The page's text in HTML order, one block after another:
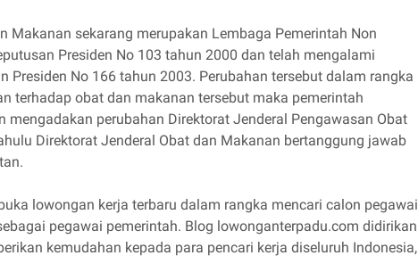
Makanan sekarang merupakan Lembaga Pemerintah Non
Presiden No 103 tahun 2000 dan telah mengalami
Presiden No 166 tahun 2003. Perubahan tersebut dalam rangka
terhadap obat dan makanan tersebut maka pemerintah
mengadakan perubahan Direktorat Jenderal Pengawasan Obat
Direktorat Jenderal Obat dan Makanan bertanggung jawab
lowongan kerja terbaru dalam rangka mencari calon pegawai
pegawai pemerintah. Blog lowonganterpadu.com didirikan
kemudahan kepada para pencari kerja diseluruh Indonesia,